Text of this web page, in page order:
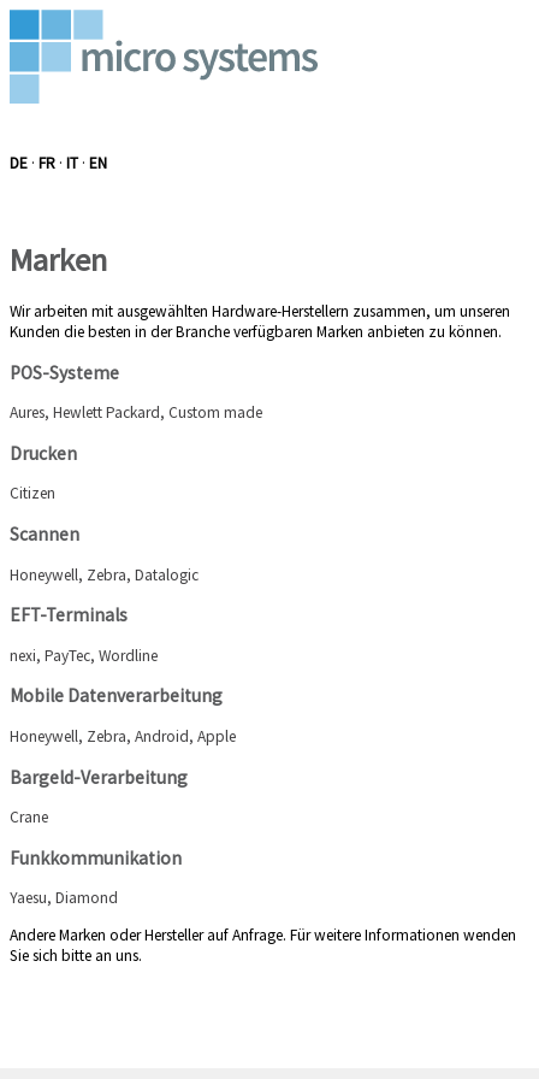
DE · FR · IT· EN
Marken
Wir arbeiten mit ausgewählten Hardware-Herstellern zusammen, um unseren
Kunden die besten in der Branche verfügbaren Marken anbieten zu können.
POS-Systeme
Aures, Hewlett Packard, Custom made
Drucken
Citizen
Scannen
Honeywell, Zebra, Datalogic
EFT-Terminals
nexi, PayTec, Wordline
Mobile Datenverarbeitung
Honeywell, Zebra, Android, Apple
Bargeld-Verarbeitung
Crane
Funkkommunikation
Yaesu, Diamond
Andere Marken oder Hersteller auf Anfrage. Für weitere Informationen wenden
Sie sich bitte an uns.